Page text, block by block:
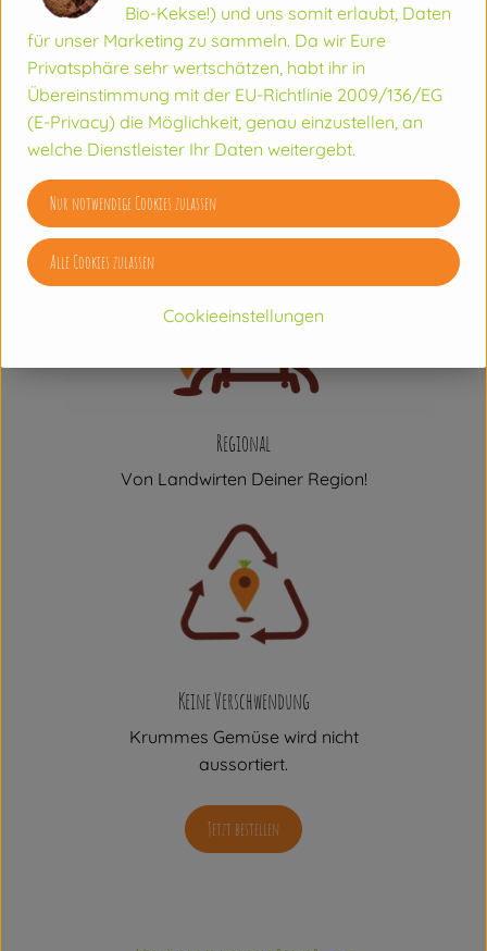
Regional
Von Landwirten Deiner Region!
Keine Verschwendung
Krummes Gemüse wird nicht
aussortiert.
Jetzt bestellen
Bio-Kekse!) und uns somit erlaubt, Daten
für unser Marketing zu sammeln. Da wir Eure
Privatsphäre sehr wertschätzen, habt ihr in
Übereinstimmung mit der EU-Richtlinie 2009/136/EG
(E-Privacy) die Möglichkeit, genau einzustellen, an
welche Dienstleister Ihr Daten weitergebt.
Cookieeinstellungen
Nur notwendige Cookies zulassen
Alle Cookies zulassen